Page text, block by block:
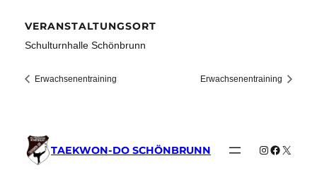
VERANSTALTUNGSORT
Schulturnhalle Schönbrunn
Erwachsenentraining Erwachsenentraining
TAEKWON-DO SCHÖNBRUNN Instagram
X